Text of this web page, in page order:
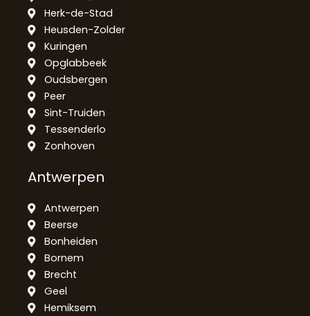
Herk-de-Stad
Heusden-Zolder
Kuringen
Opglabbeek
Oudsbergen
Peer
Sint-Truiden
Tessenderlo
Zonhoven
Antwerpen
Antwerpen
Beerse
Bonheiden
Bornem
Brecht
Geel
Hemiksem